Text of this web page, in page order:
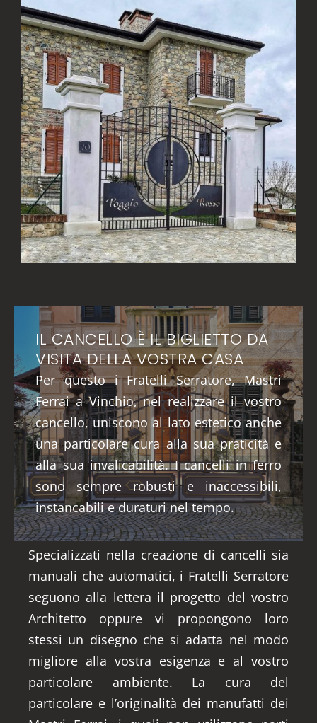
IL CANCELLO È IL BIGLIETTO DA
VISITA DELLA VOSTRA CASA
Per questo i Fratelli Serratore, Mastri
Ferrai a Vinchio, nel realizzare il vostro
cancello, uniscono al lato estetico anche
una particolare cura alla sua praticità e
alla sua invalicabilità. I cancelli in ferro
sono sempre robusti e inaccessibili,
instancabili e duraturi nel tempo.
Specializzati nella creazione di cancelli sia
manuali che automatici, i Fratelli Serratore
seguono alla lettera il progetto del vostro
Architetto oppure vi propongono loro
stessi un disegno che si adatta nel modo
migliore alla vostra esigenza e al vostro
particolare ambiente. La cura del
particolare e l’originalità dei manufatti dei